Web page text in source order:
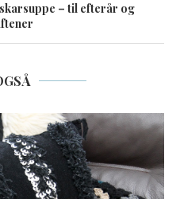
– til efterår og